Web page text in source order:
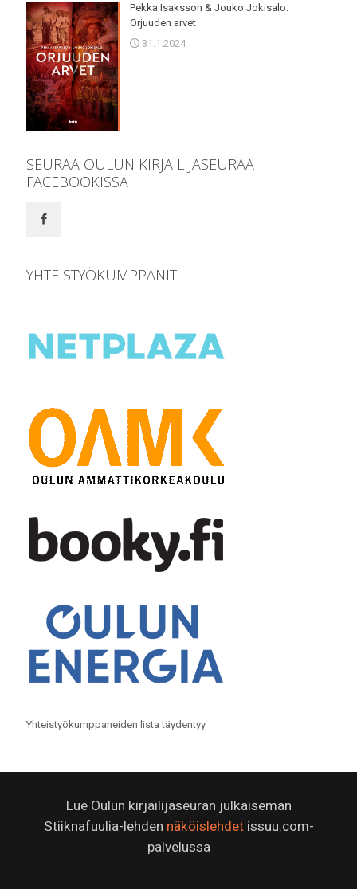
Pekka Isaksson & Jouko Jokisalo:
Orjuuden arvet
31.1.2024
SEURAA OULUN KIRJAILIJASEURAA
FACEBOOKISSA
YHTEISTYÖKUMPPANIT
Yhteistyökumppaneiden lista täydentyy
Lue Oulun kirjailijaseuran julkaiseman
Stiiknafuulia-lehden näköislehdetissuu.com-
palvelussa